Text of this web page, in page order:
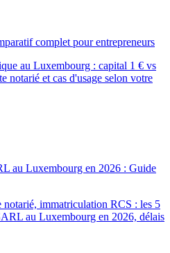
complet pour entrepreneurs
au Luxembourg : capital 1 € vs
notarié et cas d'usage selon votre
au Luxembourg en 2026 : Guide
notarié, immatriculation RCS : les 5
au Luxembourg en 2026, délais